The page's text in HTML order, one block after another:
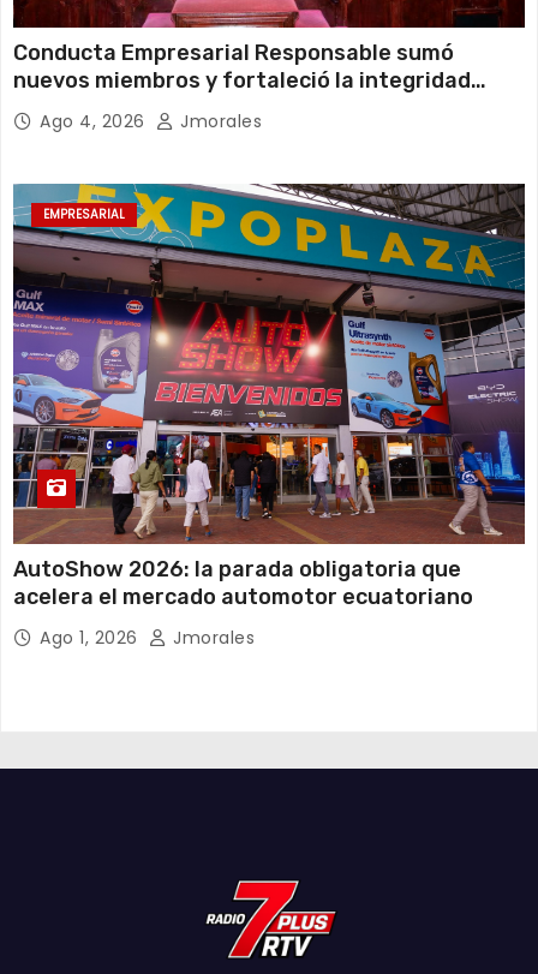
Conducta Empresarial Responsable sumó
nuevos miembros y fortaleció la integridad
empresarial en Ecuador
Ago 4, 2026 Jmorales
EMPRESARIAL
AutoShow 2026: la parada obligatoria que
acelera el mercado automotor ecuatoriano
Ago 1, 2026 Jmorales